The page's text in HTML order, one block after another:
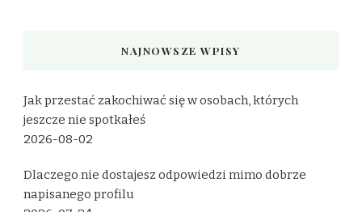
NAJNOWSZE WPISY
Jak przestać zakochiwać się w osobach, których
jeszcze nie spotkałeś
2026-08-02
Dlaczego nie dostajesz odpowiedzi mimo dobrze
napisanego profilu